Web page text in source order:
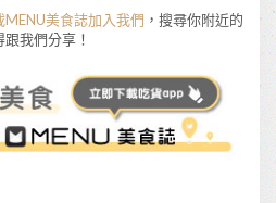
MENU美食誌加入我們 ，搜尋你附近的
我們分享！